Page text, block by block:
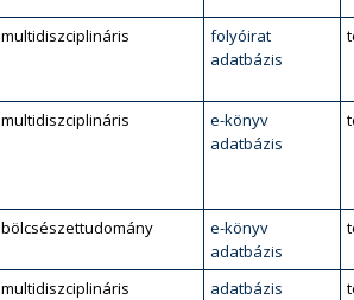
multidiszciplináris
folyóirat
adatbázis
multidiszciplináris
e-könyv
adatbázis
bölcsészettudomány
e-könyv
adatbázis
multidiszciplináris adatbázis